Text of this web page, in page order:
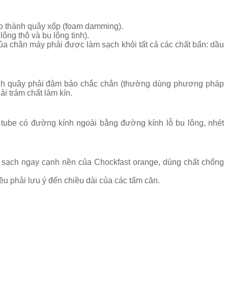
quây xốp (foam damming).
thô và bu lông tinh).
chân máy phải được làm sạch khỏi tất cả các chất bẩn: dầu
quây phải đảm bảo chắc chắn (thường dùng phương pháp
trám chất làm kín.
có đường kính ngoài bằng đường kính lỗ bu lông, nhét
ngay cạnh nền của Chockfast orange, dùng chất chống
phải lưu ý đến chiều dài của các tấm căn.